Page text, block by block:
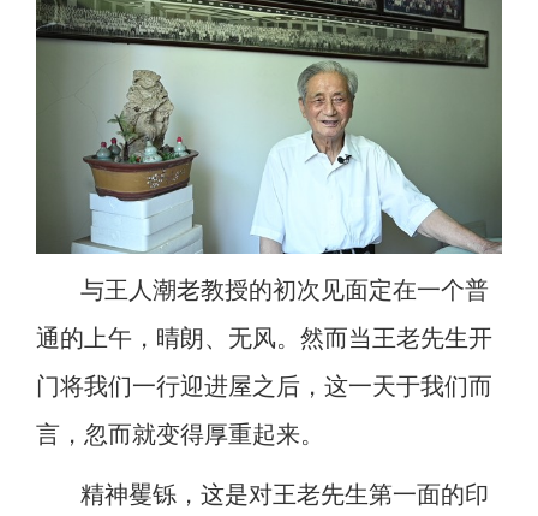
与王人潮老教授的初次见面定在一个普
通的上午，晴朗、无风。然而当王老先生开
门将我们一行迎进屋之后，这一天于我们而
言，忽而就变得厚重起来。
精神矍铄，这是对王老先生第一面的印